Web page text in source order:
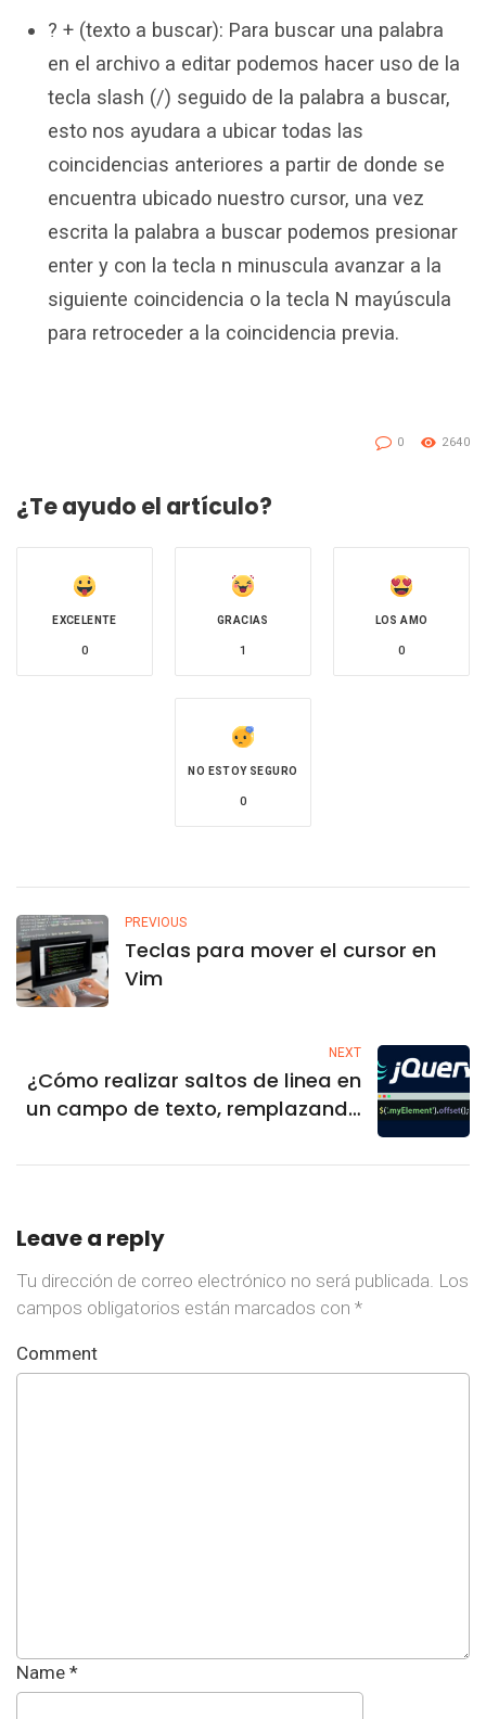
? + (texto a buscar): Para buscar una palabra
en el archivo a editar podemos hacer uso de la
tecla slash (/) seguido de la palabra a buscar,
esto nos ayudara a ubicar todas las
coincidencias anteriores a partir de donde se
encuentra ubicado nuestro cursor, una vez
escrita la palabra a buscar podemos presionar
enter y con la tecla n minuscula avanzar a la
siguiente coincidencia o la tecla N mayúscula
para retroceder a la coincidencia previa.
0 2640
¿Te ayudo el artículo?
EXCELENTE
0
GRACIAS
1
LOS AMO
0
NO ESTOY SEGURO
0
PREVIOUS
Teclas para mover el cursor en
Vim
NEXT
¿Cómo realizar saltos de linea en
un campo de texto, remplazando
con jQuery?
Leave a reply
Tu dirección de correo electrónico no será publicada. Los
campos obligatorios están marcados con *
Comment
Name *